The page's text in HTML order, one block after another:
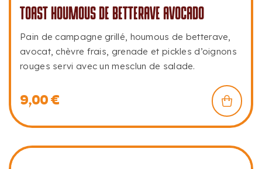
TOAST HOUMOUS DE BETTERAVE AVOCADO
Pain de campagne grillé, houmous de betterave,
avocat, chèvre frais, grenade et pickles d’oignons
rouges servi avec un mesclun de salade.
9,00€